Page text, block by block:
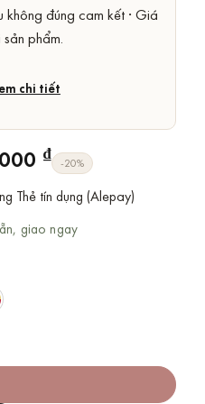
không đúng cam kết · Giá
phẩm.
chi tiết
₫
₫
₫
-20%
Thẻ tín dụng (Alepay)
giao ngay
Swan Pendant số lượng